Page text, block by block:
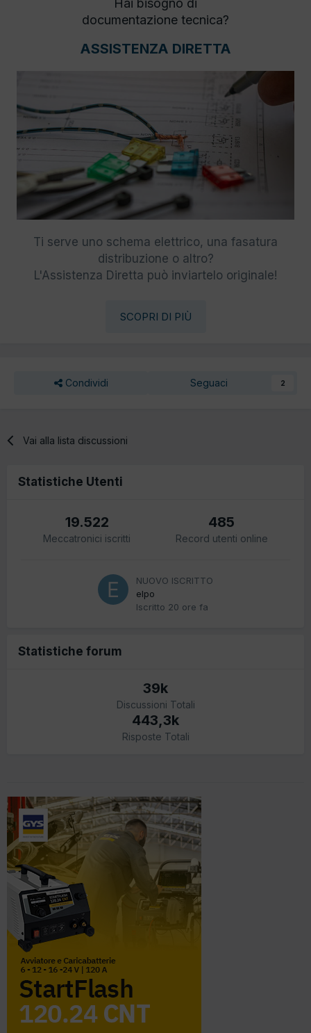
Hai bisogno di
documentazione tecnica?
ASSISTENZA DIRETTA
Ti serve uno schema elettrico, una fasatura
distribuzione o altro?
L'Assistenza Diretta può inviartelo originale!
SCOPRI DI PIÙ
Condividi Seguaci 2
Vai alla lista discussioni
Statistiche Utenti
19.522
Meccatronici iscritti
485
Record utenti online
NUOVO ISCRITTO
elpo
Iscritto 20 ore fa
Statistiche forum
39k
Discussioni Totali
443,3k
Risposte Totali